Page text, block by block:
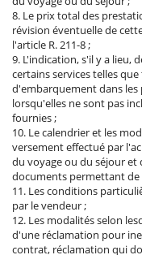
8. Le prix total des
révision éventuelle de
l'article R. 211-8 ;
9. L'indication, s'il y a lieu,
certains services telles
d'embarquement dans
lorsqu'elles ne sont pas
fournies ;
10. Le calendrier et les
versement effectué par
du voyage ou du séjour et
documents permettant de
11. Les conditions
par le vendeur ;
12. Les modalités selon
d'une réclamation pour
contrat, réclamation qui